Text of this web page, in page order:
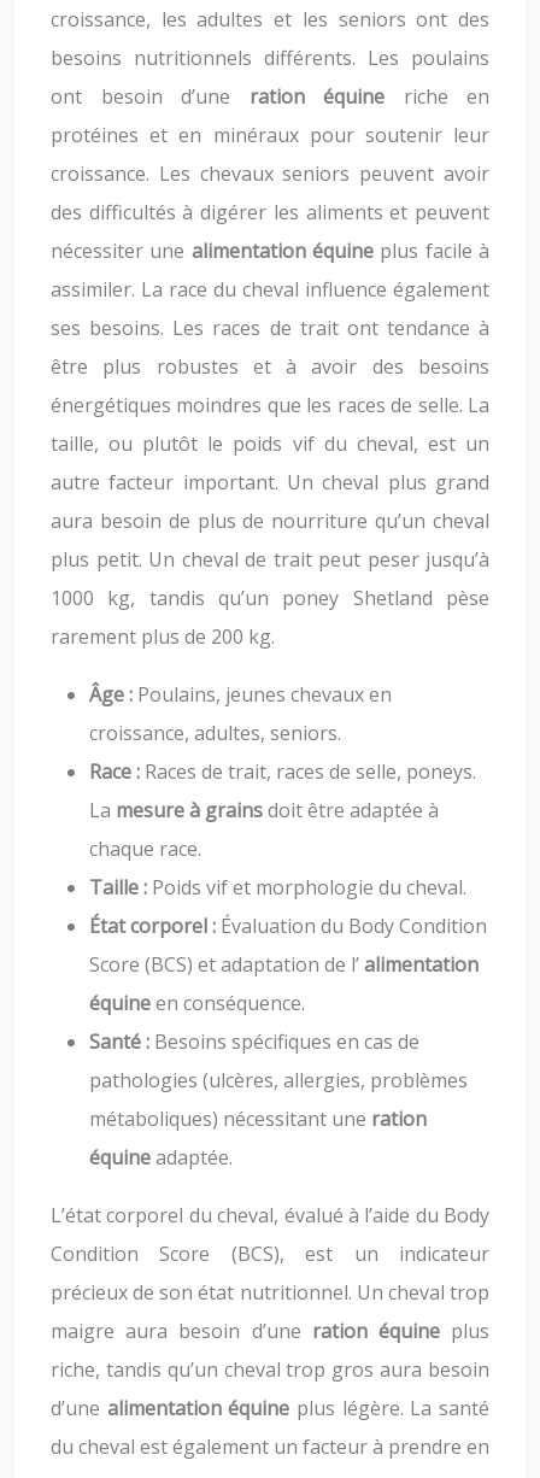
croissance, les adultes et les seniors ont des
besoins nutritionnels différents. Les poulains
ont besoin d’une ration équine riche en
protéines et en minéraux pour soutenir leur
croissance. Les chevaux seniors peuvent avoir
des difficultés à digérer les aliments et peuvent
nécessiter une alimentation équine plus facile à
assimiler. La race du cheval influence également
ses besoins. Les races de trait ont tendance à
être plus robustes et à avoir des besoins
énergétiques moindres que les races de selle. La
taille, ou plutôt le poids vif du cheval, est un
autre facteur important. Un cheval plus grand
aura besoin de plus de nourriture qu’un cheval
plus petit. Un cheval de trait peut peser jusqu’à
1000 kg, tandis qu’un poney Shetland pèse
rarement plus de 200 kg.
Âge : Poulains, jeunes chevaux en
croissance, adultes, seniors.
Race : Races de trait, races de selle, poneys.
La mesure à grainsdoit être adaptée à
chaque race.
Taille : Poids vif et morphologie du cheval.
État corporel : Évaluation du Body Condition
Score (BCS) et adaptation de l’alimentation
équineen conséquence.
Santé : Besoins spécifiques en cas de
pathologies (ulcères, allergies, problèmes
métaboliques) nécessitant une ration
équineadaptée.
L’état corporel du cheval, évalué à l’aide du Body
Condition Score (BCS), est un indicateur
précieux de son état nutritionnel. Un cheval trop
maigre aura besoin d’une ration équine plus
riche, tandis qu’un cheval trop gros aura besoin
d’une alimentation équine plus légère. La santé
du cheval est également un facteur à prendre en